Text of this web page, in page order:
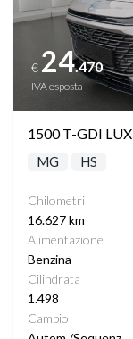
€ 24.470
IVA esposta
1500 T-GDI
MG HS
Chilometri
16.627 km
Alimentazione
Benzina
Cilindrata
1.498
Cambio